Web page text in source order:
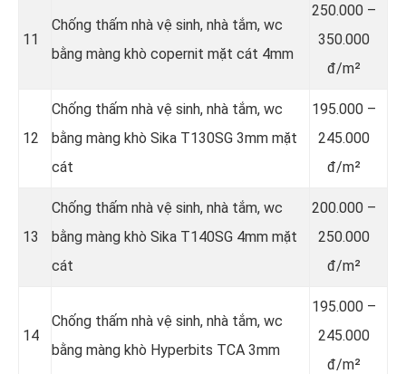
11
Chống thấm nhà vệ sinh, nhà tắm, wc
bằng màng khò copernit mặt cát 4mm
250.000 –
350.000
đ/m²
12
Chống thấm nhà vệ sinh, nhà tắm, wc
bằng màng khò Sika T130SG 3mm mặt
cát
195.000 –
245.000
đ/m²
13
Chống thấm nhà vệ sinh, nhà tắm, wc
bằng màng khò Sika T140SG 4mm mặt
cát
200.000 –
250.000
đ/m²
14
Chống thấm nhà vệ sinh, nhà tắm, wc
bằng màng khò Hyperbits TCA 3mm
195.000 –
245.000
đ/m²